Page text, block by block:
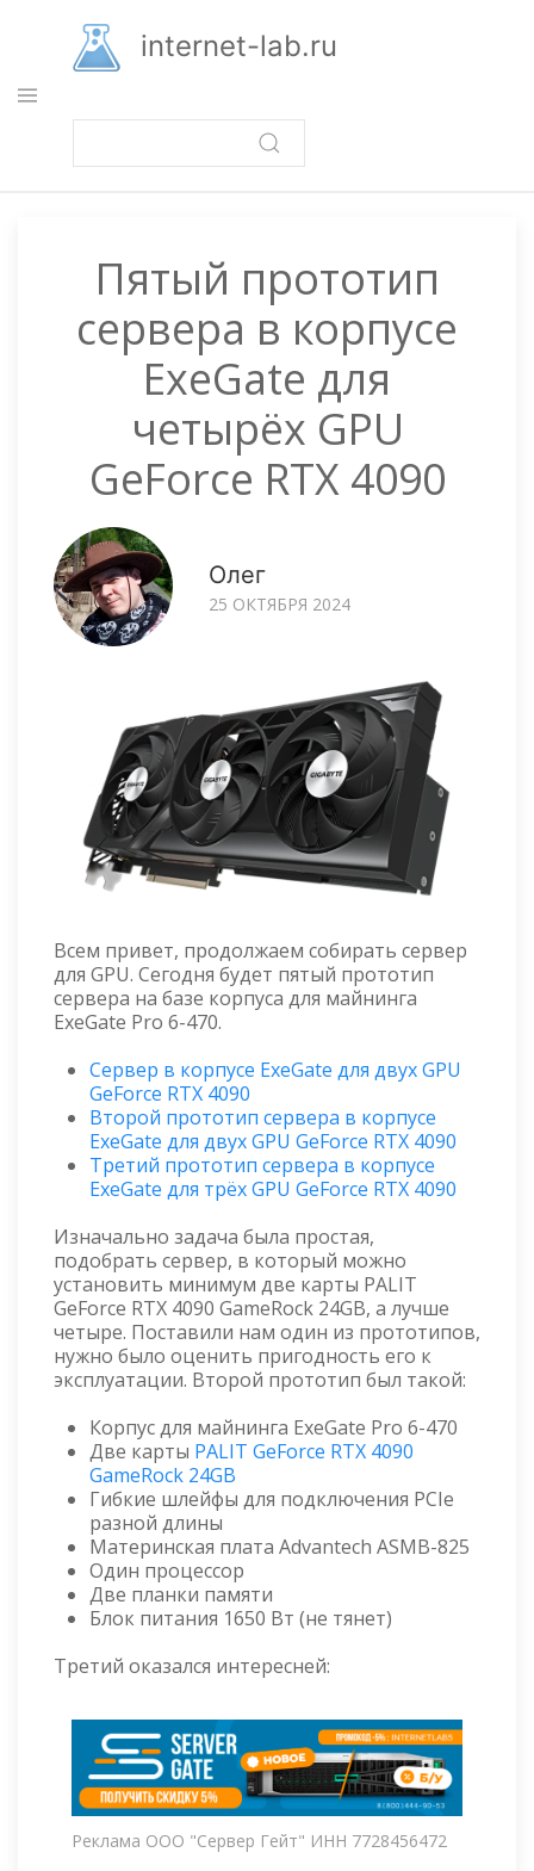
основному
содержанию
internet-lab.ru
Пятый прототип
сервера в корпусе
ExeGate для
четырёх GPU
GeForce RTX 4090
Олег
25 ОКТЯБРЯ 2024
Всем привет, продолжаем собирать сервер
для GPU. Сегодня будет пятый прототип
сервера на базе корпуса для майнинга
ExeGate Pro 6-470.
Сервер в корпусе ExeGate для двух GPU
GeForce RTX 4090
Второй прототип сервера в корпусе
ExeGate для двух GPU GeForce RTX 4090
Третий прототип сервера в корпусе
ExeGate для трёх GPU GeForce RTX 4090
Изначально задача была простая,
подобрать сервер, в который можно
установить минимум две карты PALIT
GeForce RTX 4090 GameRock 24GB, а лучше
четыре. Поставили нам один из прототипов,
нужно было оценить пригодность его к
эксплуатации. Второй прототип был такой:
Корпус для майнинга ExeGate Pro 6-470
Две карты PALIT GeForce RTX 4090
GameRock 24GB
Гибкие шлейфы для подключения PCIe
разной длины
Материнская плата Advantech ASMB-825
Один процессор
Две планки памяти
Блок питания 1650 Вт (не тянет)
Третий оказался интересней:
Реклама ООО "Сервер Гейт" ИНН 7728456472